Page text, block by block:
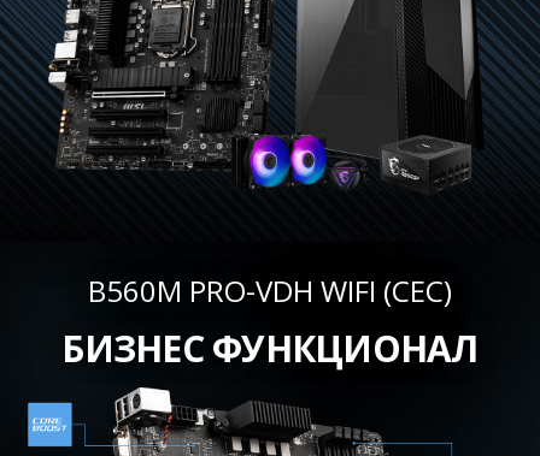
B560M PRO-VDH WIFI (CEC)
БИЗНЕС ФУНКЦИОНАЛ